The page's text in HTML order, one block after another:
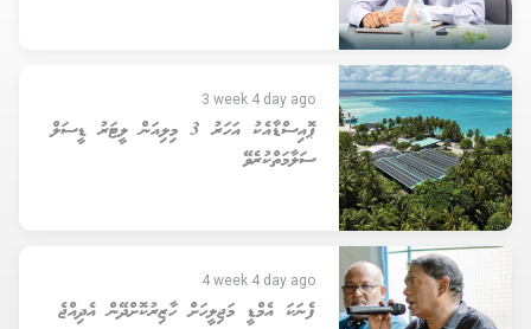
3 week 4 day ago
ޕޮއިސްޑާއެކު އަހަރު 3 މިލިއަން ލީޓަރު ޑީސަލް
ސަލާމަތްކުރެވޭ
4 week 4 day ago
ފެނަކަ އެމްޑީ މަޖިލީހަށް ހާޒިރުކޮށްދޭން އެދިއްޖެ